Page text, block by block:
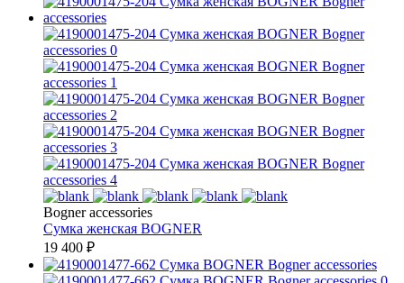
Bogner accessories
Сумка женская BOGNER
19 400 ₽